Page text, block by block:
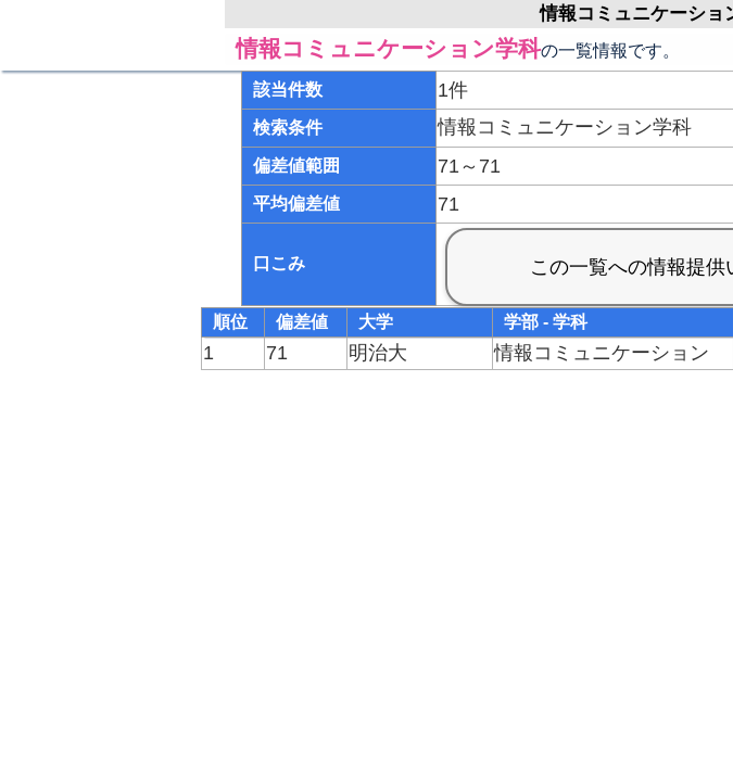
情報コミュニケーショ
情報コミュニケーション学科の一覧情報です。
該当件数 1件
検索条件 情報コミュニケーション学科
偏差値範囲 71～71
平均偏差値 71
口こみ
順位 偏差値 大学 学部 - 学科
1 71 明治大 情報コミュニケーション